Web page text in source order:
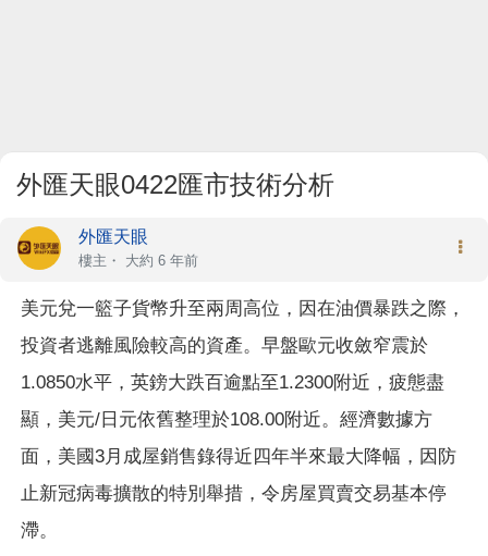
外匯天眼0422匯市技術分析
外匯天眼
樓主 ・ 大約 6 年前
美元兌一籃子貨幣升至兩周高位，因在油價暴跌之際，
投資者逃離風險較高的資產。早盤歐元收斂窄震於
1.0850水平，英鎊大跌百逾點至1.2300附近，疲態盡
顯，美元/日元依舊整理於108.00附近。經濟數據方
面，美國3月成屋銷售錄得近四年半來最大降幅，因防
止新冠病毒擴散的特別舉措，令房屋買賣交易基本停
滯。